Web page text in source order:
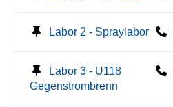
Labor 2 - Spraylabor
Labor 3 - U118
Gegenstrombrenn